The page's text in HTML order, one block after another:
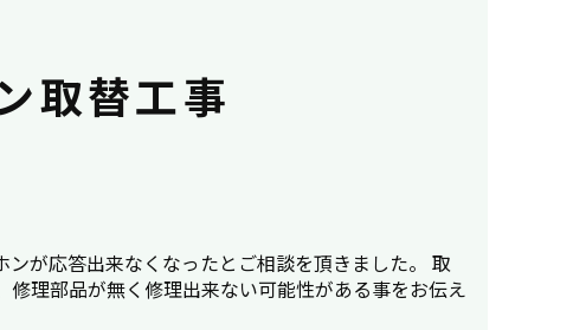
取替工事
が応答出来なくなったとご相談を頂きました。 取
理部品が無く修理出来ない可能性がある事をお伝え